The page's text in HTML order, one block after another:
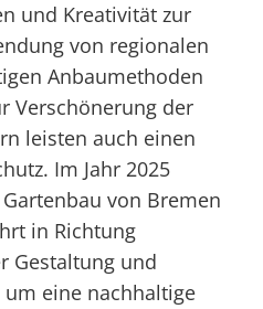
und Kreativität zur
von regionalen
Anbaumethoden
Verschönerung der
leisten auch einen
Im Jahr 2025
von Bremen
in Richtung
Gestaltung und
eine nachhaltige